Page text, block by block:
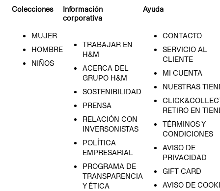
Colecciones
MUJER
HOMBRE
NIÑOS
Información
corporativa
TRABAJAR EN
H&M
ACERCA DEL
GRUPO H&M
SOSTENIBILIDAD
PRENSA
RELACIÓN CON
INVERSONISTAS
POLÍTICA
EMPRESARIAL
PROGRAMA DE
TRANSPARENCIA
Y ÉTICA
Ayuda
CONTACTO
SERVICIO AL
CLIENTE
MI CUENTA
NUESTRAS
RETIRO EN
TÉRMINOS Y
CONDICIONES
AVISO DE
PRIVACIDAD
GIFT CARD
AVISO DE